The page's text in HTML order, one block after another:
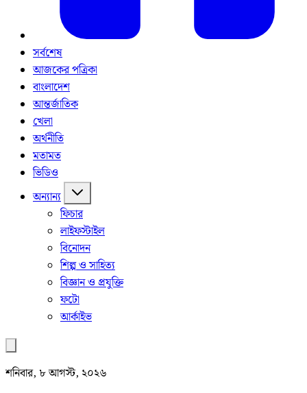
সর্বশেষ
আজকের পত্রিকা
বাংলাদেশ
আন্তর্জাতিক
খেলা
অর্থনীতি
মতামত
ভিডিও
অন্যান্য
ফিচার
লাইফস্টাইল
বিনোদন
শিল্প ও সাহিত্য
বিজ্ঞান ও প্রযুক্তি
ফটো
আর্কাইভ
শনিবার, ৮ আগস্ট, ২০২৬